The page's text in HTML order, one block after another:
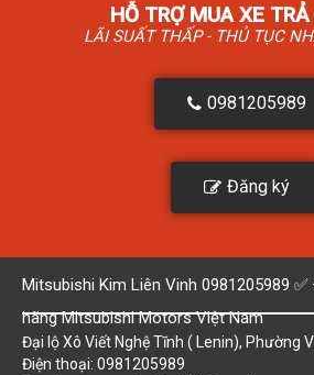
HỖ TRỢ MUA XE
LÃI SUẤT THẤP - THỦ TỤC
0981205989
Đăng ký
Mitsubishi Kim Liên Vinh 0981205989
hãng Mitsubishi Motors Việt Nam
Đại lộ Xô Viết Nghệ Tĩnh ( Lenin), Phường
Điện thoại: 0981205989